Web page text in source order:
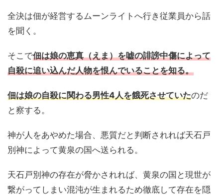
全決は佃が経営するムーンライトへ行き従業員から話
を聞く。
そこで佃は娘の恵真（えま）を嘘の誹謗中傷によって
自殺に追い込んだ人物を恨んでいることを知る。
佃は娘の自殺に関わる男性4人を餓死させていたのだ
と察する。
神が人をあやめた場合、悪質だと判断されれば天石戸
別神によって黄泉の国へ送られる。
天石戸別神の存在が脅かされれば、黄泉の国と現世が
繋がってしまい混沌が生まれるため徹底して存在を隠